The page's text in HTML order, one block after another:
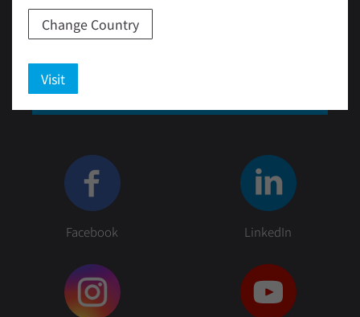
Facebook LinkedIn
Change Country
Visit